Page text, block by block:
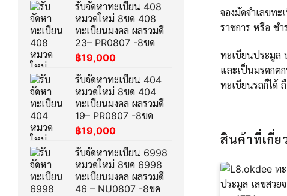
รับจัดหาทะเบียน 408
หมวดใหม่ 8ขด 408
ทะเบียนมงคล ผลรวมดี
23– PR0807 -8ขด
฿19,000
รับจัดหาทะเบียน 404
หมวดใหม่ 8ขด 404
ทะเบียนมงคล ผลรวมดี
19– PR0807 -8ขด
฿19,000
รับจัดหาทะเบียน 6998
หมวดใหม่ 8ขค 6998
ทะเบียนมงคล ผลรวมดี
46 – NU0807 -8ขค
จองมัดจำเลขท
ราชการ หรือ ช
ทะเบียนประมูล
และเป็นมรดกต
ทะเบียนรถก็ได้
สินค้าที่เกี่ย